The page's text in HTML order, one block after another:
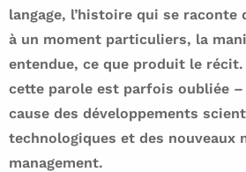
langage, l’histoire qui se
à un moment particuliers, la
entendue, ce que produit le récit.
cette parole est parfois oubliée
cause des développements
technologiques et des nouveaux
management.